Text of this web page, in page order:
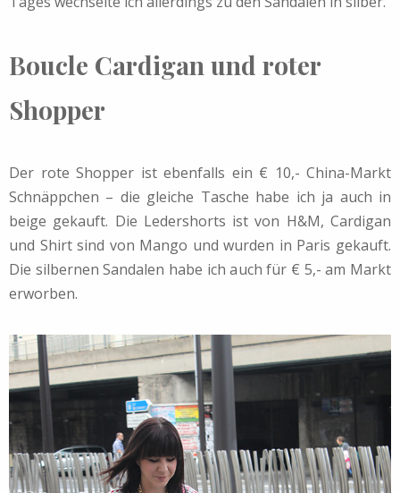
Boucle Cardigan und roter
Shopper
Der rote Shopper ist ebenfalls ein € 10,- China-Markt
Schnäppchen – die gleiche Tasche habe ich ja auch in
beige gekauft. Die Ledershorts ist von H&M, Cardigan
und Shirt sind von Mango und wurden in Paris gekauft.
Die silbernen Sandalen habe ich auch für € 5,- am Markt
erworben.